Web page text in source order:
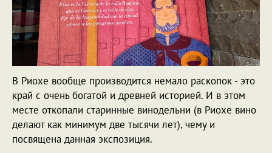
В Риохе вообще производится немало раскопок - это
край с очень богатой и древней историей. И в этом
месте откопали старинные винодельни (в Риохе вино
делают как минимум две тысячи лет), чему и
посвящена данная экспозиция.